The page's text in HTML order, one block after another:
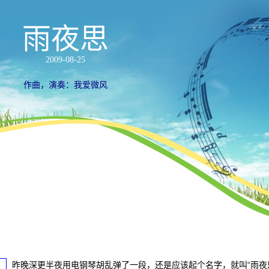
雨夜思
2009-08-25
作曲，演奏：我爱微风
昨晚深更半夜用电钢琴胡乱弹了一段，还是应该起个名字，就叫“雨夜